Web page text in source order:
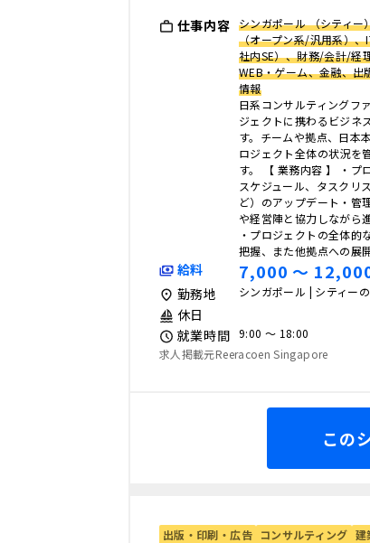
仕事内容 シンガポール （シティー
（オープン系/汎用系）
社内SE）、財務/会計/経
WEB・ゲーム、金融、出
情報
日系コンサルティングフ
ジェクトに携わるビジネ
す。チームや拠点、日本
ロジェクト全体の状況を
す。 【 業務内容 】 ・プ
スケジュール、タスクリ
ど）のアップデート・管
や経営陣と協力しながら
・プロジェクトの全体的
把握、また他拠点への展
給料 7,000 〜
勤務地 シンガポール | シティーの
休日
就業時間 9:00 〜 18:00
求人掲載元Reeracoen Singapore
この
出版・印刷・広告 コンサルティング 建